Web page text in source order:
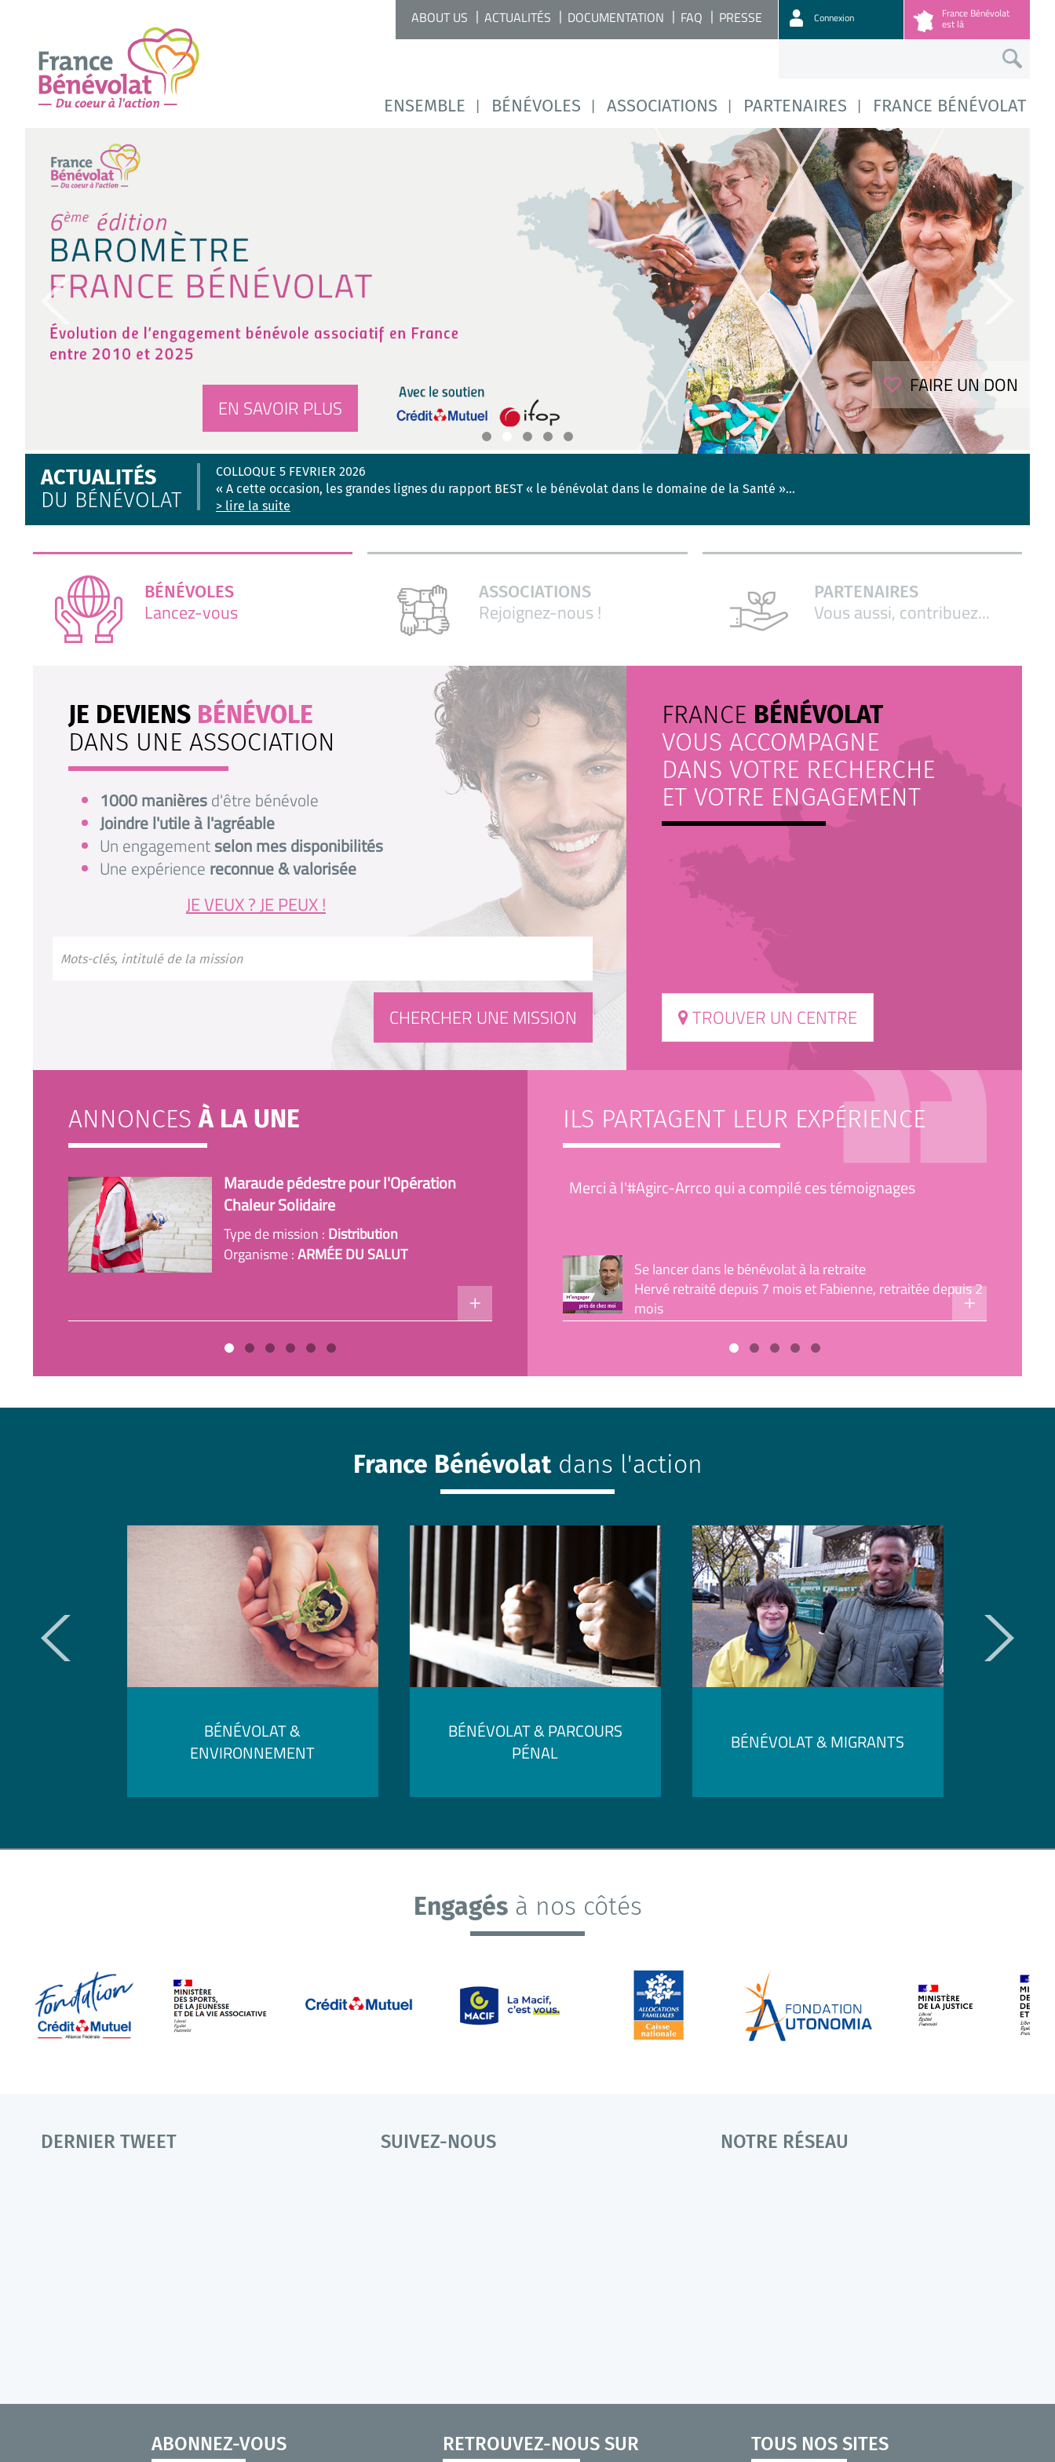
ENSEMBLE BÉNÉVOLES ASSOCIATIONS PARTENAIRES FRANCE BÉNÉVOLAT
ABOUT US ACTUALITÉS DOCUMENTATION FAQ PRESSE Connexion France Bénévolat
est là
EN SAVOIR PLUS
FAIRE UN DON
ACTUALITÉS
DU BÉNÉVOLAT
COLLOQUE 5 FEVRIER 2026
« A cette occasion, les grandes lignes du rapport BEST « le bénévolat dans le domaine de la Santé »...
> lire la suite
BÉNÉVOLES
Lancez-vous
ASSOCIATIONS
Rejoignez-nous !
PARTENAIRES
Vous aussi, contribuez...
JE DEVIENS BÉNÉVOLE
DANS UNE ASSOCIATION
1000 manièresd'être bénévole
Joindre l'utile à l'agréable
Un engagementselon mes disponibilités
Une expérience reconnue & valorisée
JE VEUX ? JE PEUX !
FRANCE BÉNÉVOLAT
VOUS ACCOMPAGNE
DANS VOTRE RECHERCHE
ET VOTRE ENGAGEMENT
TROUVER UN CENTRE
ANNONCESÀ LA UNE
Maraude pédestre pour l'Opération
Chaleur Solidaire
Type de mission : Distribution
Organisme :ARMÉE DU SALUT
ILS PARTAGENT LEUR EXPÉRIENCE
Merci à l'#Agirc-Arrco qui a compilé ces témoignages
Se lancer dans le bénévolat à la retraite
Hervé retraité depuis 7 mois et Fabienne, retraitée depuis 2
mois
France Bénévolatdans l'action
BÉNÉVOLAT &
ENVIRONNEMENT
BÉNÉVOLAT & PARCOURS
PÉNAL
BÉNÉVOLAT & MIGRANTS
Engagésà nos côtés
DERNIER TWEET SUIVEZ-NOUS NOTRE RÉSEAU
ABONNEZ-VOUS RETROUVEZ-NOUS SUR TOUS NOS SITES